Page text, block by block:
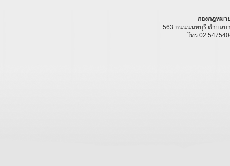
กองกฎหมา
563 ถนนนนทบุรี ตำบลบ
โทร 02